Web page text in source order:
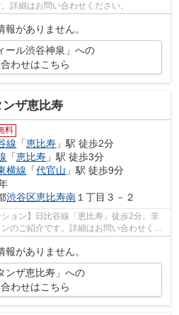
詳細はお問い合わせください。
報がありません。
ール渋谷神泉」への
わせはこちら
ザ恵比寿
料
線 「恵比寿 」駅 徒歩2分
「恵比寿 」駅 徒歩3分
横線 「代官山 」駅 徒歩9分
渋谷区恵比寿南 １丁目３－２
ョン】日比谷線「恵比寿」徒歩2分。非
のご紹介です。詳細はお問い合わせくだ
報がありません。
ンザ恵比寿」への
わせはこちら